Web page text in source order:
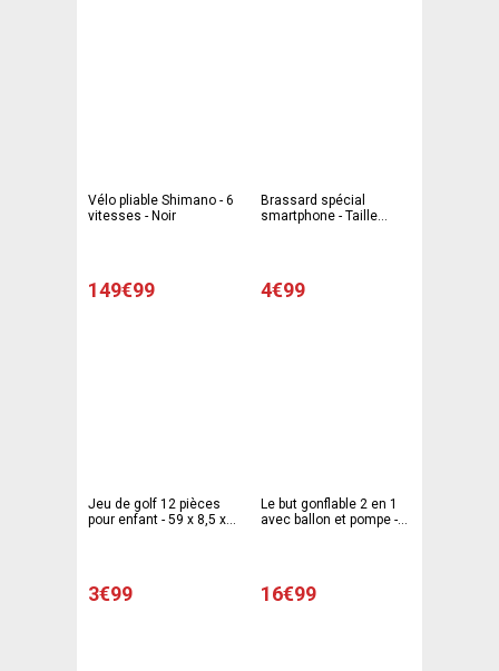
Vélo pliable Shimano - 6
vitesses - Noir
149€99
Brassard spécial
smartphone - Taille
4€99
Jeu de golf 12 pièces
pour enfant - 59 x 8,5 x
3€99
Le but gonflable 2 en 1
avec ballon et pompe -
16€99